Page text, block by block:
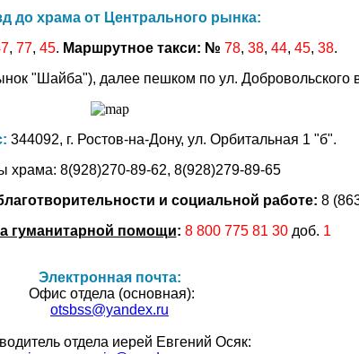
до храма от Центрального рынка:
, 77, 45. Маршрутное такси: № 78, 38, 44, 45, 38.
"Шайба"), далее пешком по ул. Добровольского
344092, г. Ростов-на-Дону, ул. Орбитальная 1 "б".
храма: 8(928)270-89-62, 8(928)279-89-65
и социальной работе: 8
гуманитарной помощи: 8 800 775 81 30 доб. 1
Электронная почта:
Офис отдела (основная):
otsbss@yandex.ru
отдела иерей Евгений Осяк: